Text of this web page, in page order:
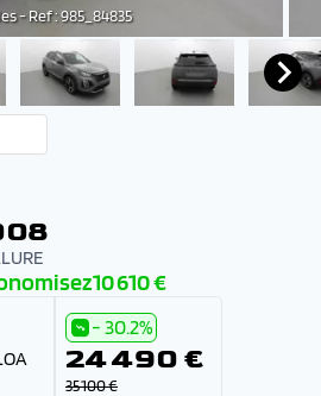
- Ref : 985_84835
10 610 €
- 30.2%
24 490 €
35 100 €